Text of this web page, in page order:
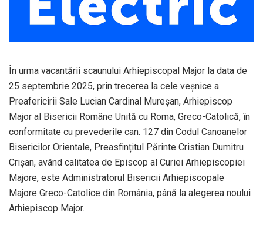
În urma vacantării scaunului Arhiepiscopal Major la data de
25 septembrie 2025, prin trecerea la cele veșnice a
Preafericirii Sale Lucian Cardinal Mureșan, Arhiepiscop
Major al Bisericii Române Unită cu Roma, Greco-Catolică, în
conformitate cu prevederile can. 127 din Codul Canoanelor
Bisericilor Orientale, Preasfințitul Părinte Cristian Dumitru
Crișan, având calitatea de Episcop al Curiei Arhiepiscopiei
Majore, este Administratorul Bisericii Arhiepiscopale
Majore Greco-Catolice din România, până la alegerea noului
Arhiepiscop Major.